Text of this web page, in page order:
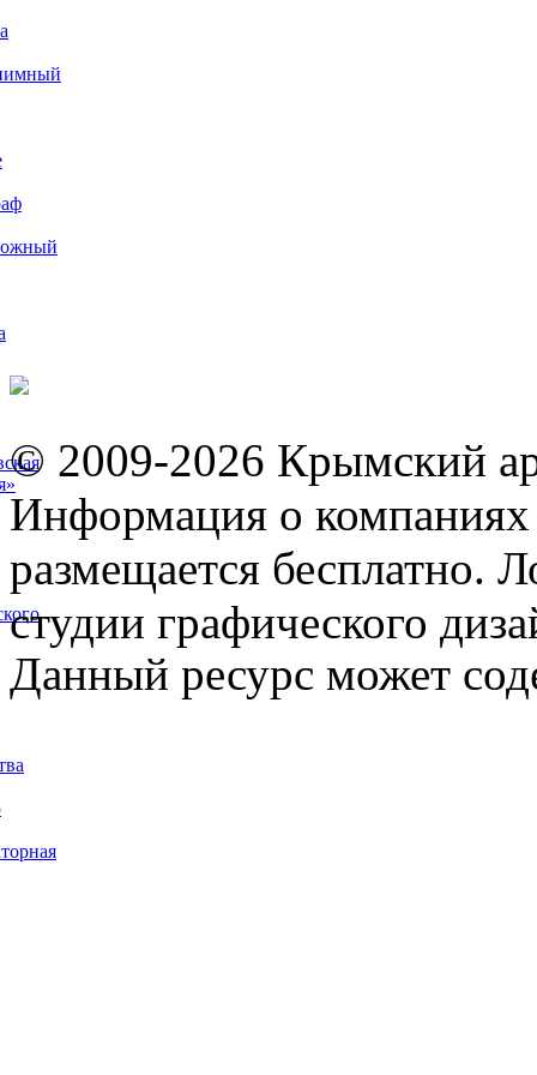
© 2009-2026 Крымский
Информация о компаниях
размещается бесплатно.
студии графического
Данный ресурс может